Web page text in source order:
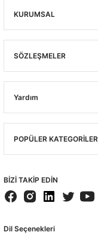
KURUMSAL
SÖZLEŞMELER
Yardım
POPÜLER KATEGORİLER
BİZİ TAKİP EDİN
Dil Seçenekleri